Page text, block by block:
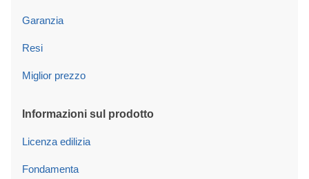
Garanzia
Resi
Miglior prezzo
Informazioni sul prodotto
Licenza edilizia
Fondamenta